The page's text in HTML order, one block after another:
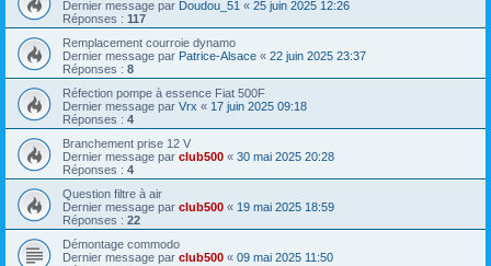
Dernier message par Doudou_51 « 25 juin 2025 12:26
Réponses : 117
Remplacement courroie dynamo
Dernier message par Patrice-Alsace « 22 juin 2025 23:37
Réponses : 8
Réfection pompe à essence Fiat 500F
Dernier message par Vrx « 17 juin 2025 09:18
Réponses : 4
Branchement prise 12 V
Dernier message par club500 « 30 mai 2025 20:28
Réponses : 4
Question filtre à air
Dernier message par club500 « 19 mai 2025 18:59
Réponses : 22
Démontage commodo
Dernier message par club500 « 09 mai 2025 11:50